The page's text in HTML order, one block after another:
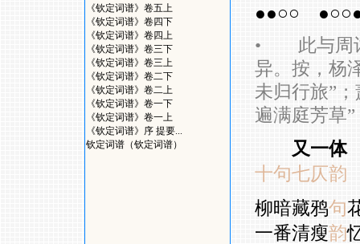
《钦定词谱》卷五上
《钦定词谱》卷四下
《钦定词谱》卷四上
《钦定词谱》卷三下
《钦定词谱》卷三上
《钦定词谱》卷二下
《钦定词谱》卷二上
《钦定词谱》卷一下
《钦定词谱》卷一上
《钦定词谱》序 提要...
钦定词谱（钦定词谱）
●●○○
• 此与周词
异。按，杨
未归行旅”
遍满庭芳草
又一体
十句七仄韵
柳暗藏鸦句
一番清瘦韵